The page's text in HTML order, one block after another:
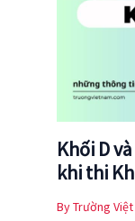
Khối D
khi thi
ByTrường Việt